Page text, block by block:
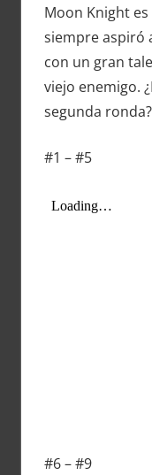
Moon Knight
siempre aspiró
con un gran
viejo enemigo.
segunda ronda?
#1 – #5
#6 – #9